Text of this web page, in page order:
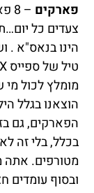
פארקים
צעדים כל
הינו בנאס"א .
מומלץ לכול
הוצאנו בגלל
הפארקים, גם
בכלל, בלי זה
מטורפים. אתה
ובסוף עומדים